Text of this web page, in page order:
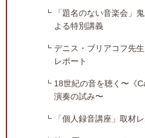
「題名のない音楽会」
よる特別講義
デニス・ブリアコフ先
レポート
18世紀の音を聴く〜《
演奏の試み〜
「個人録音講座」取材